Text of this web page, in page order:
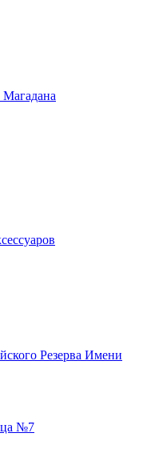
Резерва Имени
№7